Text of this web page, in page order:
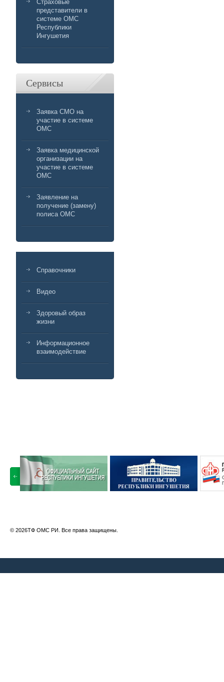
Страховые
представители в
системе ОМС
Республики
Ингушетия
Сервисы
Заявка СМО на
участие в системе
ОМС
Заявка медицинской
организации на
участие в системе
ОМС
Заявление на
получение (замену)
полиса ОМС
Справочники
Видео
Здоровый образ
жизни
Информационное
взаимодействие
© 2026ТФ ОМС РИ. Все права защищены.